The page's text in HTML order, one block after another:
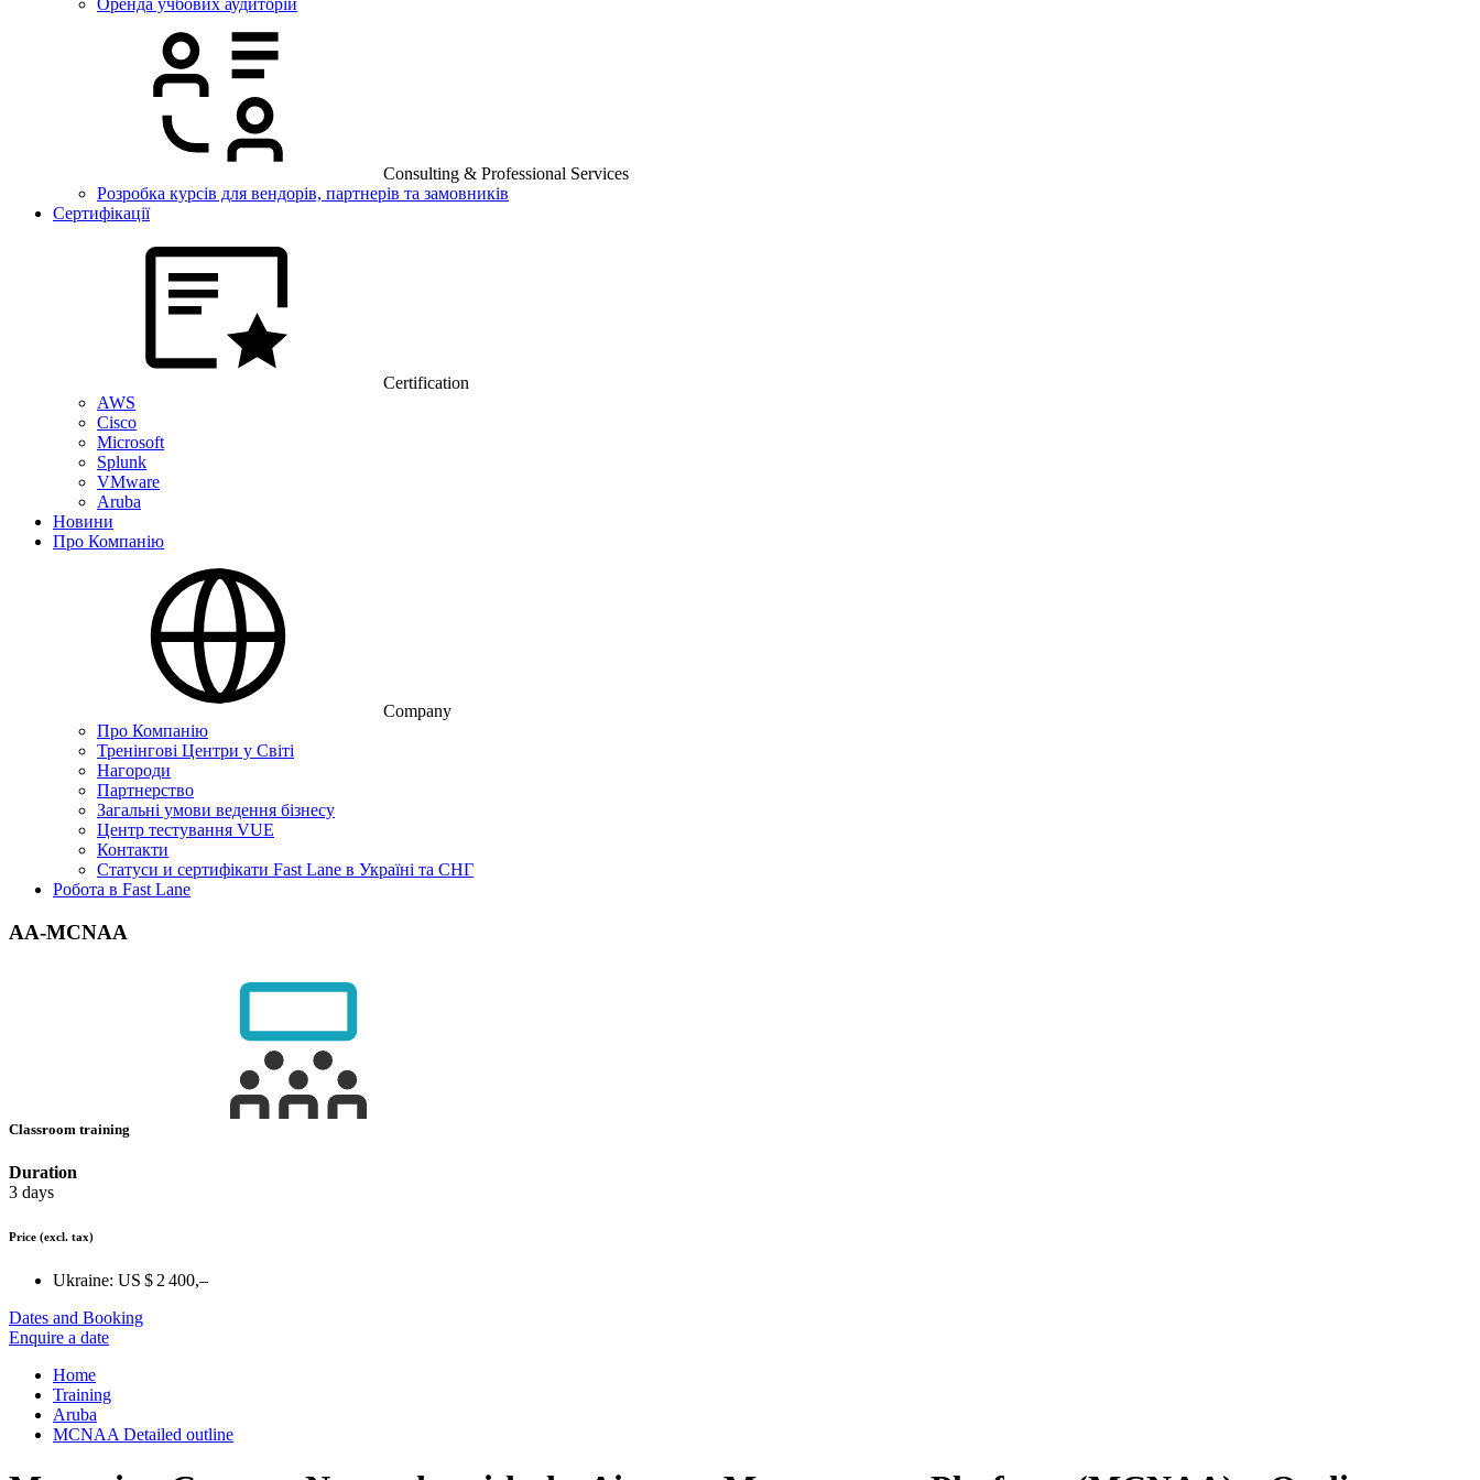
Оренда учбових аудиторій
Consulting & Professional Services
Розробка курсів для вендорів, партнерів та замовників
Сертифікації
Certification
AWS
Cisco
Microsoft
Splunk
VMware
Aruba
Новини
Про Компанію
Company
Про Компанію
Тренінгові Центри у Світі
Нагороди
Партнерство
Загальні умови ведення бізнесу
Центр тестування VUE
Контакти
Статуси и сертифікати Fast Lane в Україні та СНГ
Робота в Fast Lane
AA-MCNAA
Classroom training
Duration
3 days
Price (excl. tax)
Ukraine: US $ 2 400,–
Dates and Booking
Enquire a date
Home
Training
Aruba
MCNAA Detailed outline